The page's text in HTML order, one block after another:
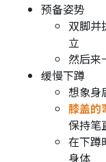
预备姿势
双脚并
立
然后来
缓慢下蹲
想象身
膝盖的
保持笔
在下蹲
身体